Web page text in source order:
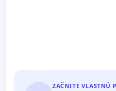
ZAČNITE VLASTNÚ